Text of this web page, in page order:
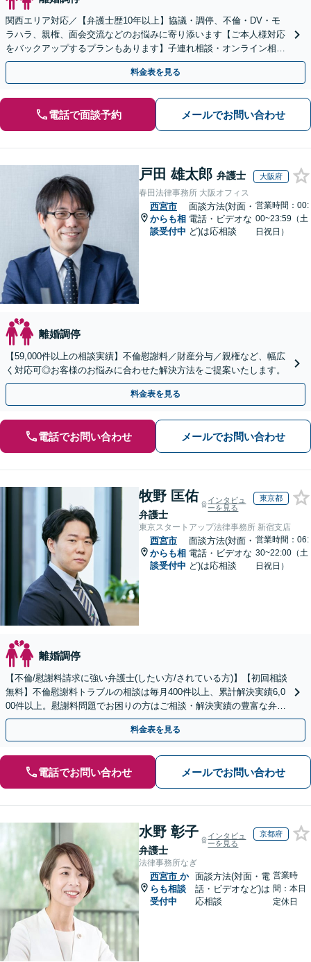
関西エリア対応／【弁護士歴10年以上】協議・調停、不倫・DV・モ
ラハラ、親権、面会交流などのお悩みに寄り添います【ご本人様対応
をバックアップするプランもあります】子連れ相談・オンライン相談
OK【直接初回面談30分無料】
料金表を見る
電話で面談予約 メールでお問い合わせ
戸田 雄太郎 弁護士 大阪府
春田法律事務所 大阪オフィス
西宮市
からも相
談受付中
面談方法(対面・
電話・ビデオな
ど)は応相談
営業時間：00:
00~23:59（土
日祝日）
離婚調停
【59,000件以上の相談実績】不倫慰謝料／財産分与／親権など、幅広
く対応可◎お客様のお悩みに合わせた解決方法をご提案いたします。
料金表を見る
電話でお問い合わせ メールでお問い合わせ
牧野 匡佑
弁護士
インタビュ
ーを見る
東京都
東京スタートアップ法律事務所 新宿支店
西宮市
からも相
談受付中
面談方法(対面・
電話・ビデオな
ど)は応相談
営業時間：06:
30~22:00（土
日祝日）
離婚調停
【不倫/慰謝料請求に強い弁護士(したい方/されている方)】【初回相談
無料】不倫慰謝料トラブルの相談は毎月400件以上、累計解決実績6,0
00件以上。慰謝料問題でお困りの方はご相談・解決実績の豊富な弁護
士による無料相談をご利用ください。
料金表を見る
電話でお問い合わせ メールでお問い合わせ
水野 彰子
弁護士
インタビュ
ーを見る
京都府
法律事務所なぎ
西宮市 か
らも相談
受付中
面談方法(対面・電
話・ビデオなど)は
応相談
営業時
間：本日
定休日